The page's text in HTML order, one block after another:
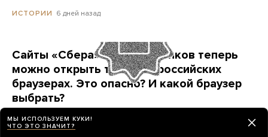
ИСТОРИИ 6 дней назад
Сайты «Сбера» и других банков теперь
можно открыть только в российских
браузерах. Это опасно? И какой браузер
выбрать?
переходить на продукты «Яндекса» и VK
МЫ ИСПОЛЬЗУЕМ КУКИ!
ЧТО ЭТО ЗНАЧИТ?